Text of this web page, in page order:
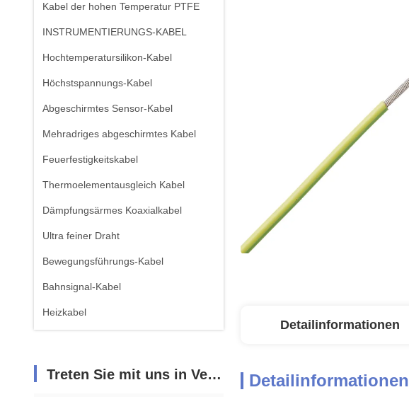
Kabel der hohen Temperatur PTFE
INSTRUMENTIERUNGS-KABEL
Hochtemperatursilikon-Kabel
Höchstspannungs-Kabel
Abgeschirmtes Sensor-Kabel
Mehradriges abgeschirmtes Kabel
Feuerfestigkeitskabel
Thermoelementausgleich Kabel
Dämpfungsärmes Koaxialkabel
Ultra feiner Draht
Bewegungsführungs-Kabel
Bahnsignal-Kabel
Heizkabel
Treten Sie mit uns in Verbindung
Detailinformationen
Detailinformationen